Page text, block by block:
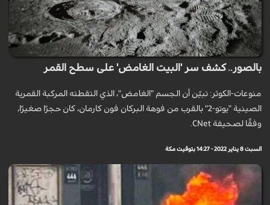
بالصور.. كشف سر 'البيت الغامض' على سطح القمر
منوعات-الكوثر: تبيّن أن الجسم "الغامض"، الذي التقطته المركبة القمرية
الصينية "يوتو-2" بالقرب من فوهة البركان فون كارمان، كان حجرًا صغيرًا،
وفقًا لصحيفة CNet.
السبت 8 يناير 2022 - 14:27 بتوقيت مكة